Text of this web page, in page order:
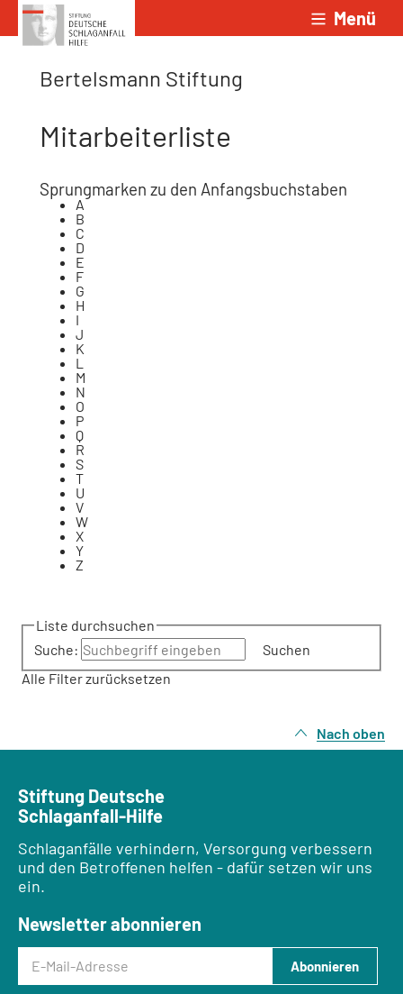
Zum Inhalt springen Menü
Bertelsmann Stiftung
Mitarbeiterliste
Sprungmarken zu den Anfangsbuchstaben
A
B
C
D
E
F
G
H
I
J
K
L
M
N
O
P
Q
R
S
T
U
V
W
X
Y
Z
Liste durchsuchen
Suche:
Suchen
Alle Filter zurücksetzen
Nach oben
Stiftung Deutsche
Schlaganfall-Hilfe
Schlaganfälle verhindern, Versorgung verbessern
und den Betroffenen helfen - dafür setzen wir uns
ein.
Newsletter abonnieren
E-Mail-Adresse
Abonnieren